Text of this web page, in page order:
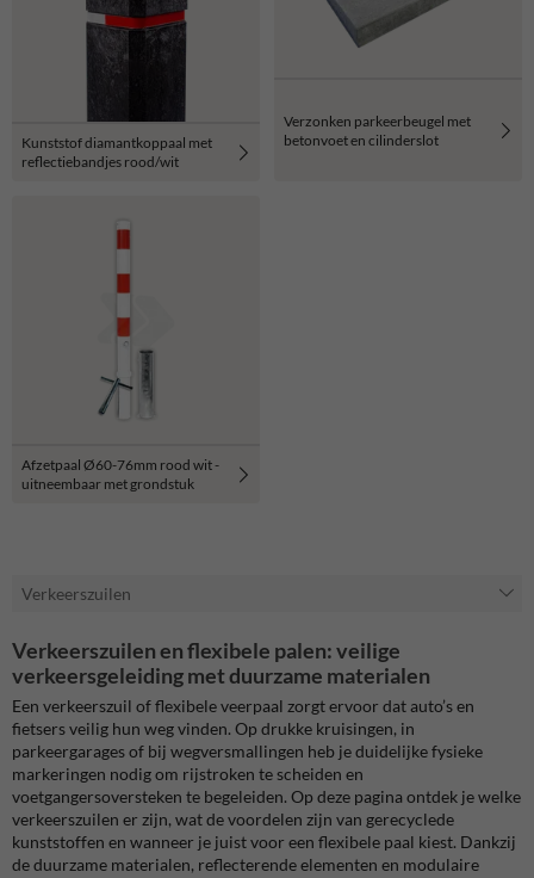
Kunststof diamantkoppaal met
reflectiebandjes rood/wit
Verzonken parkeerbeugel met
betonvoet en cilinderslot
Afzetpaal Ø60-76mm rood wit -
uitneembaar met grondstuk
Verkeerszuilen
Verkeerszuilen en flexibele palen: veilige
verkeersgeleiding met duurzame materialen
Een verkeerszuil of flexibele veerpaal zorgt ervoor dat auto’s en
fietsers veilig hun weg vinden. Op drukke kruisingen, in
parkeergarages of bij wegversmallingen heb je duidelijke fysieke
markeringen nodig om rijstroken te scheiden en
voetgangersoversteken te begeleiden. Op deze pagina ontdek je welke
verkeerszuilen er zijn, wat de voordelen zijn van gerecyclede
kunststoffen en wanneer je juist voor een flexibele paal kiest. Dankzij
de duurzame materialen, reflecterende elementen en modulaire